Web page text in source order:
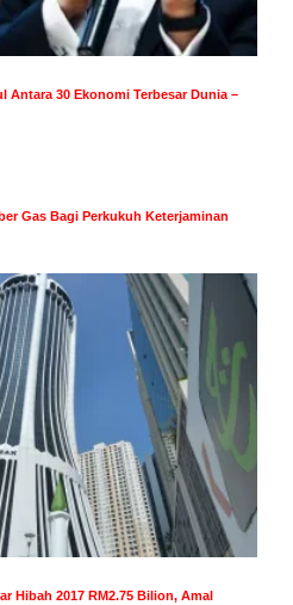
Antara 30 Ekonomi Terbesar Dunia –
Gas Bagi Perkukuh Keterjaminan
Hibah 2017 RM2.75 Bilion, Amal